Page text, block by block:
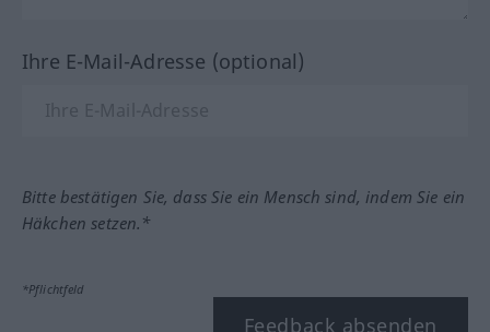
Ihre E-Mail-Adresse (optional)
Bitte bestätigen Sie, dass Sie ein Mensch sind, indem Sie ein
Häkchen setzen.*
*Pflichtfeld
Feedback absenden